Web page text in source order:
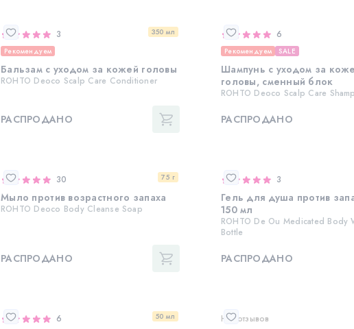
350 мл
3
Рекомендуем
Бальзам с уходом за кожей головы
ROHTO Deoco Scalp Care Conditioner
РАСПРОДАНО
6
Рекомендуем SALE
Шампунь с уходом за
головы, сменный блок
ROHTO Deoco Scalp Care
РАСПРОДАНО
75 г
30
Мыло против возрастного запаха
ROHTO Deoco Body Cleanse Soap
РАСПРОДАНО
3
Гель для душа против
150 мл
ROHTO De Ou Medicated Body
Bottle
РАСПРОДАНО
50 мл
6 Нет отзывов